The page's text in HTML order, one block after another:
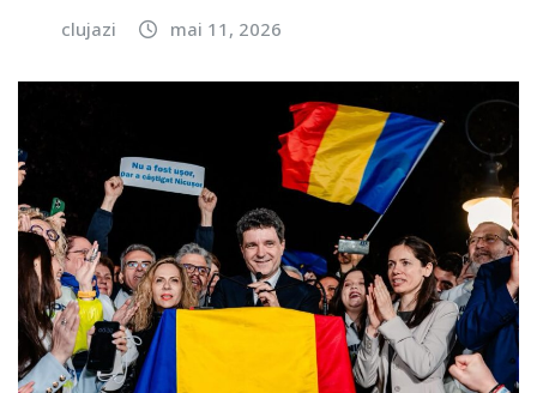
clujazi mai 11, 2026